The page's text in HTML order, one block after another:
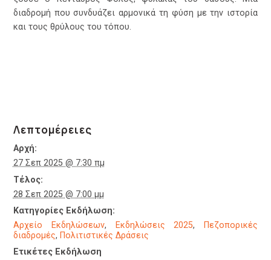
διαδρομή που συνδυάζει αρμονικά τη φύση με την ιστορία
και τους θρύλους του τόπου.
Λεπτομέρειες
Αρχή:
27 Σεπ 2025 @ 7:30 πμ
Τέλος:
28 Σεπ 2025 @ 7:00 μμ
Κατηγορίες Εκδήλωση:
Αρχείο Εκδηλώσεων, Εκδηλώσεις 2025,
Πεζοπορικές
διαδρομές, Πολιτιστικές Δράσεις
Ετικέτες Εκδήλωση